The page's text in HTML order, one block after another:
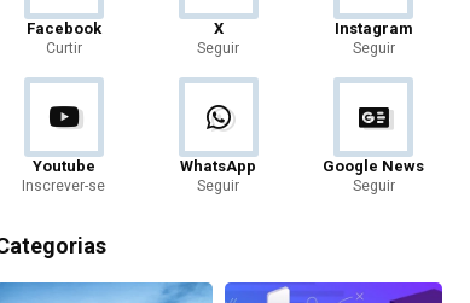
Facebook
Curtir
X
Seguir
Instagram
Seguir
Youtube
Inscrever-se
WhatsApp
Seguir
Google News
Seguir